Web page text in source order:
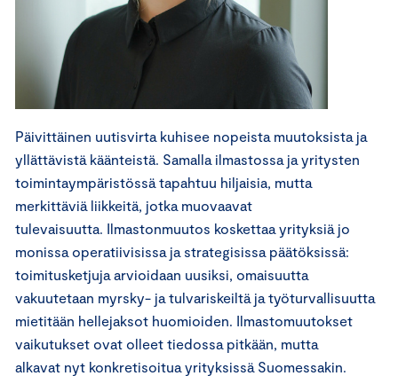
Päivittäinen uutisvirta kuhisee nopeista muutoksista ja
yllättävistä käänteistä. Samalla ilmastossa ja yritysten
toimintaympäristössä tapahtuu hiljaisia, mutta
merkittäviä liikkeitä, jotka muovaavat
tulevaisuutta. Ilmastonmuutos koskettaa yrityksiä jo
monissa operatiivisissa ja strategisissa päätöksissä:
toimitusketjuja arvioidaan uusiksi, omaisuutta
vakuutetaan myrsky- ja tulvariskeiltä ja työturvallisuutta
mietitään hellejaksot huomioiden. Ilmastomuutokset
vaikutukset ovat olleet tiedossa pitkään, mutta
alkavat nyt konkretisoitua yrityksissä Suomessakin.